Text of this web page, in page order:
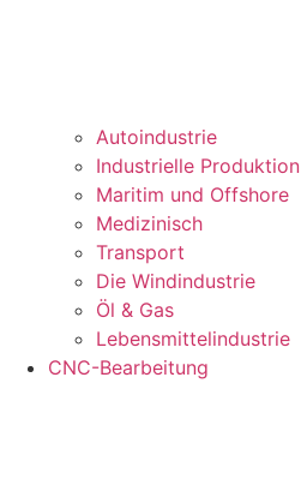
Autoindustrie
Industrielle Produktion
Maritim und Offshore
Medizinisch
Transport
Die Windindustrie
Öl & Gas
Lebensmittelindustrie
CNC-Bearbeitung